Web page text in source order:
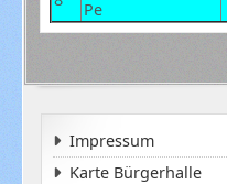
Pe
Impressum
Karte Bürgerhalle